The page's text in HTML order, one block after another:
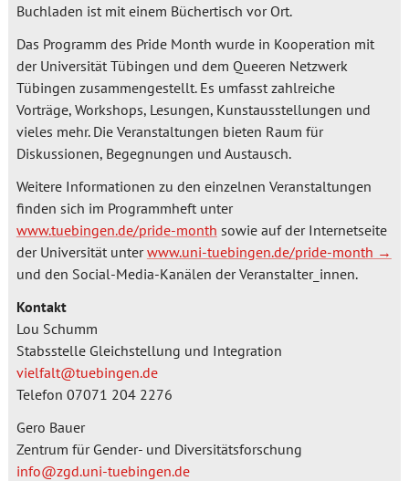
Buchladen ist mit einem Büchertisch vor Ort.
Das Programm des Pride Month wurde in Kooperation mit
der Universität Tübingen und dem Queeren Netzwerk
Tübingen zusammengestellt. Es umfasst zahlreiche
Vorträge, Workshops, Lesungen, Kunstausstellungen und
vieles mehr. Die Veranstaltungen bieten Raum für
Diskussionen, Begegnungen und Austausch.
Weitere Informationen zu den einzelnen Veranstaltungen
finden sich im Programmheft unter
www.tuebingen.de/pride-month sowie auf der Internetseite
der Universität unterwww.uni-tuebingen.de/pride-month
und den Social-Media-Kanälen der Veranstalter_innen.
Kontakt
Lou Schumm
Stabsstelle Gleichstellung und Integration
vielfalt@tuebingen.de
Telefon 07071 204 2276
Gero Bauer
Zentrum für Gender- und Diversitätsforschung
info@zgd.uni-tuebingen.de